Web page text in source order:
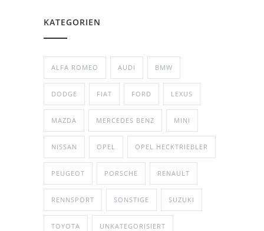
KATEGORIEN
ALFA ROMEO AUDI BMW
DODGE FIAT FORD LEXUS
MAZDA MERCEDES BENZ MINI
NISSAN OPEL OPEL HECKTRIEBLER
PEUGEOT PORSCHE RENAULT
RENNSPORT SONSTIGE SUZUKI
TOYOTA UNKATEGORISIERT